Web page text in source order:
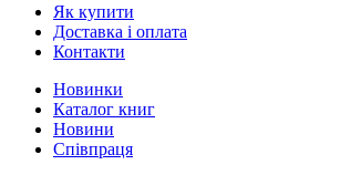
Як купити
Доставка і оплата
Контакти
Новинки
Каталог книг
Новини
Співпраця